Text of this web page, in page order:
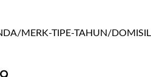
MERK-TIPE-TAHUN/